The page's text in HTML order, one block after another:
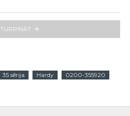
TURPINĀT
35 sērija Hardy
0200-355920